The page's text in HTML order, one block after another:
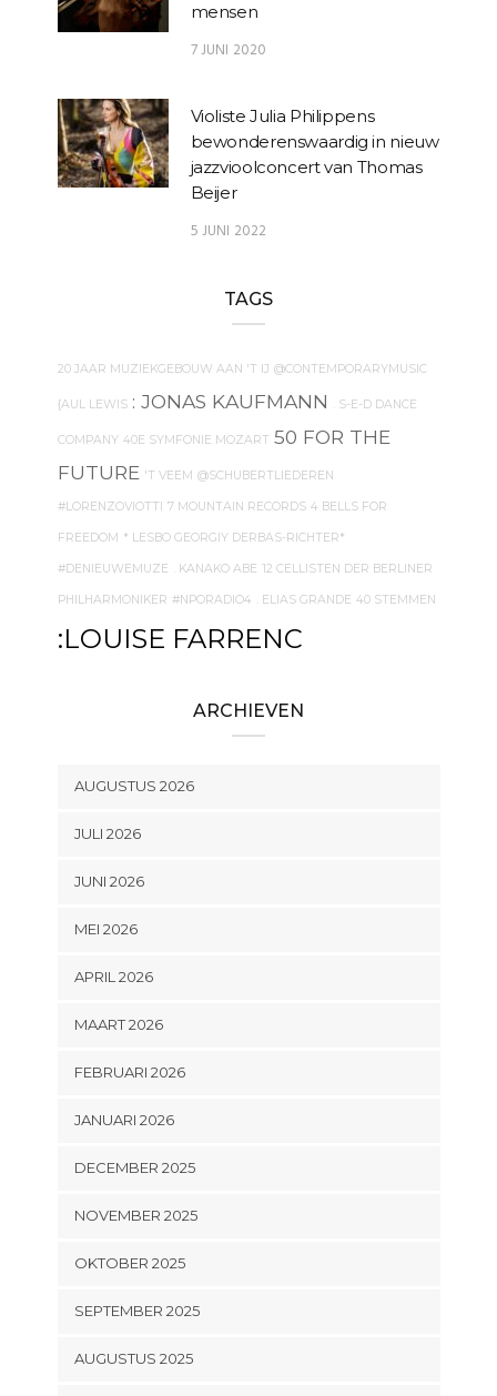
mensen
7 JUNI 2020
Violiste Julia Philippens
bewonderenswaardig in nieuw
jazzvioolconcert van Thomas
Beijer
5 JUNI 2022
TAGS
20 JAAR MUZIEKGEBOUW AAN 'T IJ @CONTEMPORARYMUSIC
{AUL LEWIS : JONAS KAUFMANN . S-E-D DANCE
COMPANY 40E SYMFONIE MOZART 50 FOR THE
FUTURE 'T VEEM @SCHUBERTLIEDEREN
#LORENZOVIOTTI 7 MOUNTAIN RECORDS 4 BELLS FOR
FREEDOM * LESBO GEORGIY DERBAS-RICHTER*
#DENIEUWEMUZE . KANAKO ABE 12 CELLISTEN DER BERLINER
PHILHARMONIKER #NPORADIO4 . ELIAS GRANDE 40 STEMMEN
:LOUISE FARRENC
ARCHIEVEN
AUGUSTUS 2026
JULI 2026
JUNI 2026
MEI 2026
APRIL 2026
MAART 2026
FEBRUARI 2026
JANUARI 2026
DECEMBER 2025
NOVEMBER 2025
OKTOBER 2025
SEPTEMBER 2025
AUGUSTUS 2025